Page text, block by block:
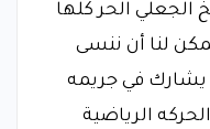
الجعلي الحر كلها
لنا أن ننسى
يشارك في جريمه
الرياضية